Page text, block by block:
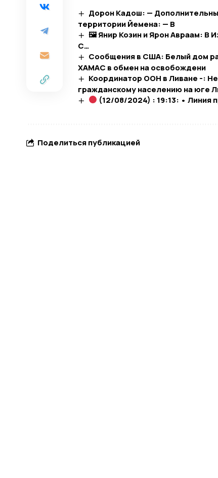
Дорон Кадош: —
территории Йемена: — В
🖼 Янир Козин и Ярон Авраам: В
C…​
Сообщения в США: Белый дом
ХАМАС в обмен на освобождени
Координатор ООН в Ливане -:
гражданскому населению на юге
(12/08/2024) : 19:13: • Линия
Поделиться публикацией